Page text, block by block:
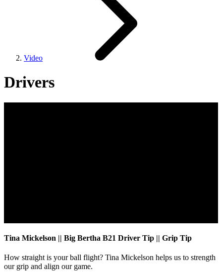
Video
Drivers
Tina Mickelson || Big Bertha B21 Driver Tip || Grip Tip
How straight is your ball flight? Tina Mickelson helps us to strength
our grip and align our game.